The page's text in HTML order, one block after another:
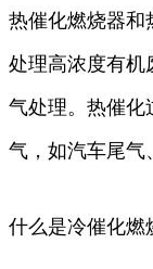
热催化燃烧器和
处理高浓度有机
气处理。热催化
气，如汽车尾气
什么是冷催化燃